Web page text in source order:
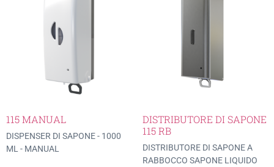
115 MANUAL
DISPENSER DI SAPONE - 1000
ML - MANUAL
DISTRIBUTORE DI SAPONE
115 RB
DISTRIBUTORE DI SAPONE A
RABBOCCO SAPONE LIQUIDO